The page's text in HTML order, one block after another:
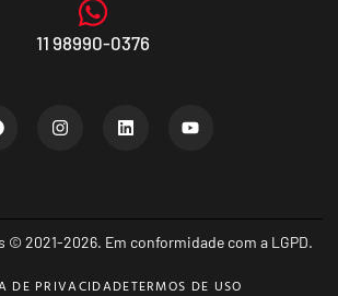
11 98990-0376
© 2021-2026. Em conformidade com a LGPD.
DE PRIVACIDADETERMOS DE USO